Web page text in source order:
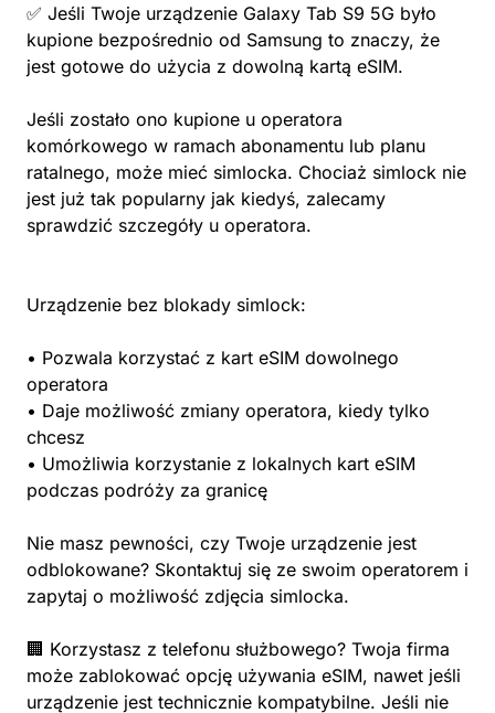
✅ Jeśli Twoje urządzenie Galaxy Tab S9 5G było
kupione bezpośrednio od Samsung to znaczy, że
jest gotowe do użycia z dowolną kartą eSIM.
Jeśli zostało ono kupione u operatora
komórkowego w ramach abonamentu lub planu
ratalnego, może mieć simlocka. Chociaż simlock nie
jest już tak popularny jak kiedyś, zalecamy
sprawdzić szczegóły u operatora.
Urządzenie bez blokady simlock:
• Pozwala korzystać z kart eSIM dowolnego
operatora
• Daje możliwość zmiany operatora, kiedy tylko
chcesz
• Umożliwia korzystanie z lokalnych kart eSIM
podczas podróży za granicę
Nie masz pewności, czy Twoje urządzenie jest
odblokowane? Skontaktuj się ze swoim operatorem i
zapytaj o możliwość zdjęcia simlocka.
🏢 Korzystasz z telefonu służbowego? Twoja firma
może zablokować opcję używania eSIM, nawet jeśli
urządzenie jest technicznie kompatybilne. Jeśli nie